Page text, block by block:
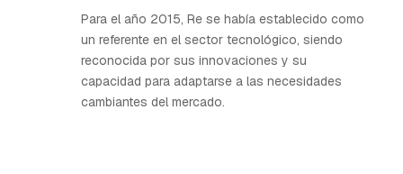
Para el año 2015, Re se había establecido como
un referente en el sector tecnológico, siendo
reconocida por sus innovaciones y su
capacidad para adaptarse a las necesidades
cambiantes del mercado.